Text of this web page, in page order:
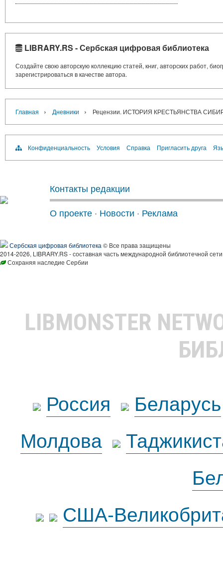
LIBRARY.RS - Сербская цифровая библиотека
Создайте свою авторскую коллекцию статей, книг, авторских работ,
зарегистрироваться в качестве автора.
Главная › Дневники › Рецензии. ИСТОРИЯ КРЕСТЬЯНСТВА
Конфиденциальность Условия Справка Пригласить друга
Контакты редакции
О проекте · Новости · Реклама
Сербская цифровая библиотека © Все права защищены
2014-2026, LIBRARY.RS - составная часть международной библиотечной
Сохраняя наследие Сербии
LIBMONSTER
Россия
Беларусь
Молдова
США-